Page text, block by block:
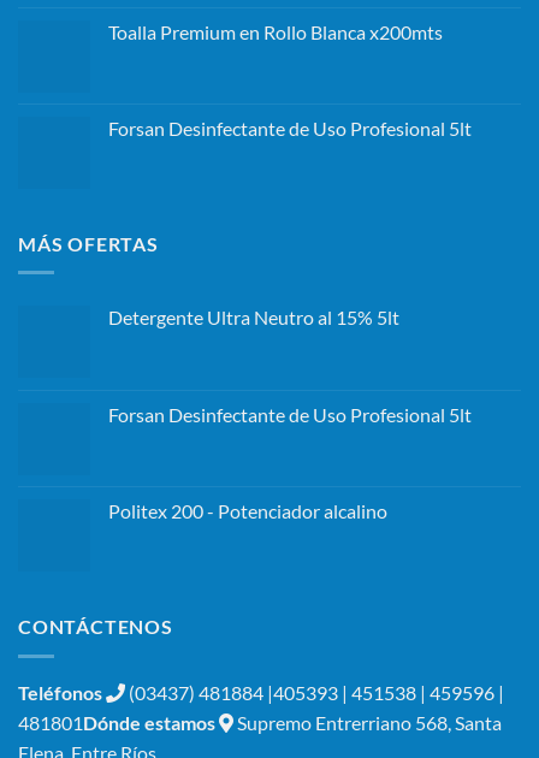
Toalla Premium en Rollo Blanca x200mts
Forsan Desinfectante de Uso Profesional 5lt
MÁS OFERTAS
Detergente Ultra Neutro al 15% 5lt
Forsan Desinfectante de Uso Profesional 5lt
Politex 200 - Potenciador alcalino
CONTÁCTENOS
Teléfonos
(03437) 481884 |405393 | 451538 | 459596 |
481801Dónde estamos
Supremo Entrerriano 568, Santa
Elena, Entre Ríos.